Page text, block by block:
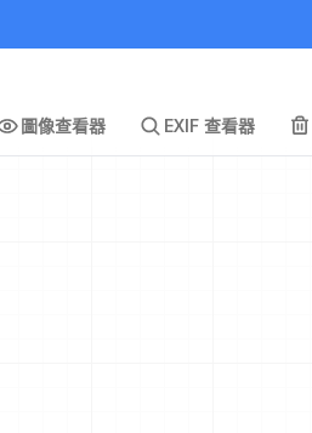
圖像查看器 EXIF 查看器